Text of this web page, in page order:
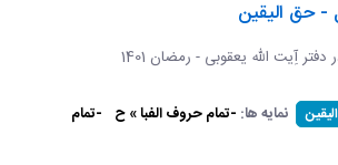
- حق الیقین
دفتر آِیت الله یعقوبی - رمضان 1401
نمایه ها: -تمام حروف الفبا » ح -تمام